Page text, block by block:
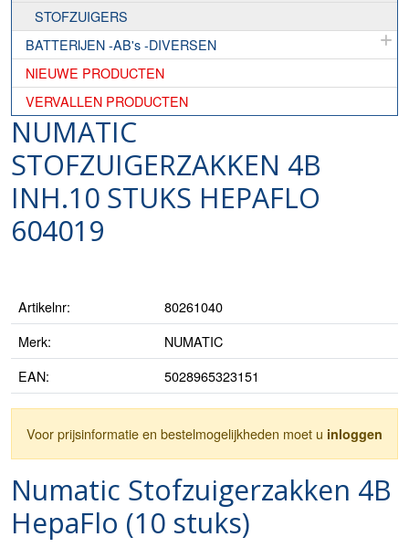
STOFZUIGERS
BATTERIJEN -AB's -DIVERSEN
NIEUWE PRODUCTEN
VERVALLEN PRODUCTEN
NUMATIC
STOFZUIGERZAKKEN 4B
INH.10 STUKS HEPAFLO
604019
Artikelnr:
80261040
Merk:
NUMATIC
EAN:
5028965323151
Voor prijsinformatie en bestelmogelijkheden moet u inloggen
Numatic Stofzuigerzakken 4B
HepaFlo (10 stuks)